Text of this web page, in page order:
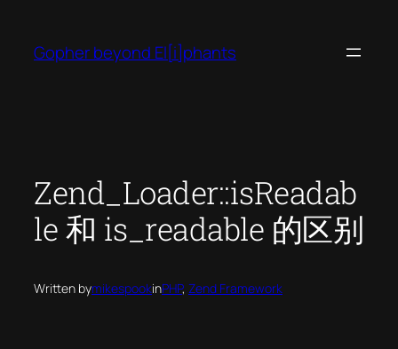
content
Gopher beyond El[i]phants
Zend_Loader::isReadab
le 和 is_readable 的区别
Written bymikespookinPHP, Zend Framework